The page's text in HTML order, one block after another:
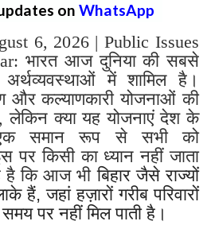
on WhatsApp
6, 2026 | Public Issues
भारत आज दुनिया की सबसे
में शामिल है।
और कल्याणकारी योजनाओं की
लेकिन क्या यह योजनाएं देश के
एक समान रूप से सभी को
पर किसी का ध्यान नहीं जाता
है कि आज भीबिहार जैसे राज्यों
हैं, जहां हज़ारों गरीब परिवारों
पर नहीं मिल पाती है।